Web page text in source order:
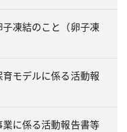
凍結のこと（卵子凍
モデルに係る活動報
に係る活動報告書等